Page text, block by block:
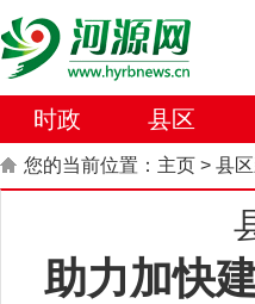
时政 县区
您的当前位置： 主页 > 县
助力加快